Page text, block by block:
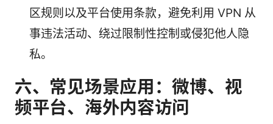
区规则以及平台使用条款，避免利用 VPN 从
事违法活动、绕过限制性控制或侵犯他人隐
私。
六、常见场景应用：微博、视
频平台、海外内容访问